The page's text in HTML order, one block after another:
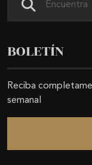
BOLETÍN
Reciba
semanal